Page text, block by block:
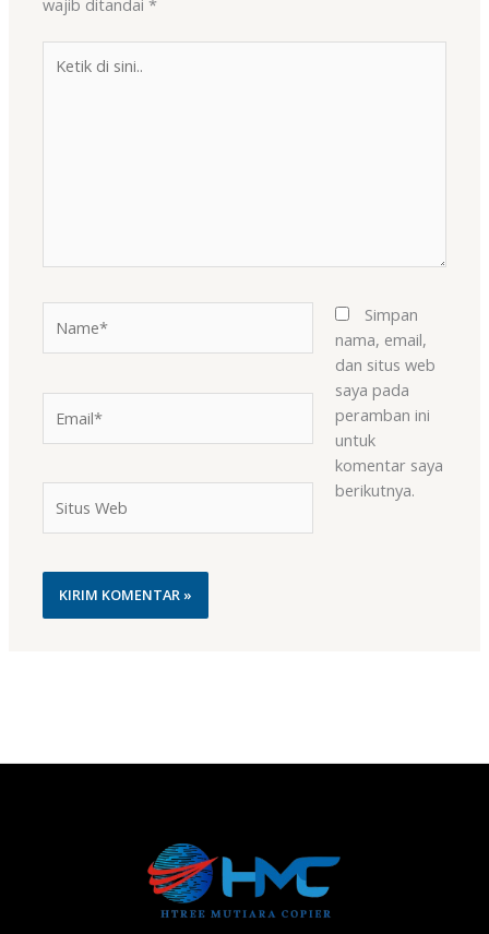
Web
Simpan
nama, email,
dan situs web
saya pada
peramban ini
untuk
komentar saya
berikutnya.